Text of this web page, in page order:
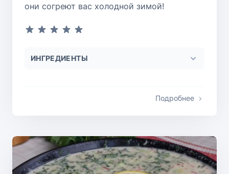
они согреют вас холодной зимой!
ИНГРЕДИЕНТЫ
Подробнее